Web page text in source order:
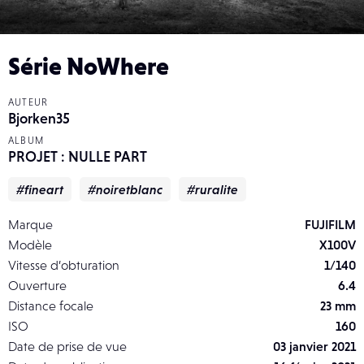
Série NoWhere
AUTEUR
Bjorken35
ALBUM
PROJET : NULLE PART
#fineart #noiretblanc #ruralite
Marque
FUJIFILM
Modèle
X100V
Vitesse d’obturation
1/140
Ouverture
6.4
Distance focale
23 mm
ISO
160
Date de prise de vue
03 janvier 2021